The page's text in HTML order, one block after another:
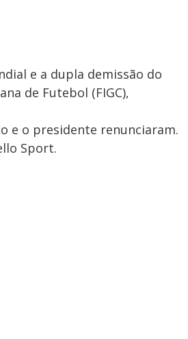
e a dupla demissão do
de Futebol (FIGC),
e o presidente renunciaram.
Sport.